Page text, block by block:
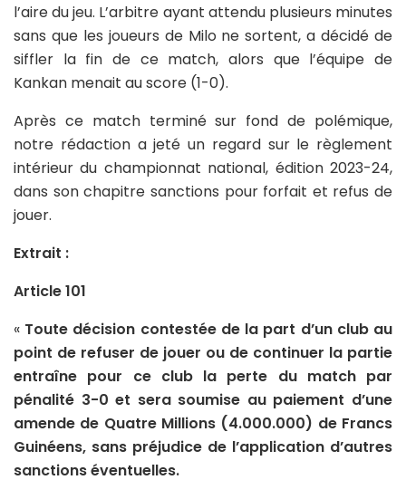
l’aire du jeu. L’arbitre ayant attendu plusieurs minutes
sans que les joueurs de Milo ne sortent, a décidé de
siffler la fin de ce match, alors que l’équipe de
Kankan menait au score (1-0).
Après ce match terminé sur fond de polémique,
notre rédaction a jeté un regard sur le règlement
intérieur du championnat national, édition 2023-24,
dans son chapitre sanctions pour forfait et refus de
jouer.
Extrait :
Article 101
« Toute décision contestée de la part d’un club au
point de refuser de jouer ou de continuer la partie
entraîne pour ce club la perte du match par
pénalité 3-0 et sera soumise au paiement d’une
amende de Quatre Millions (4.000.000) de Francs
Guinéens, sans préjudice de l’application d’autres
sanctions éventuelles.